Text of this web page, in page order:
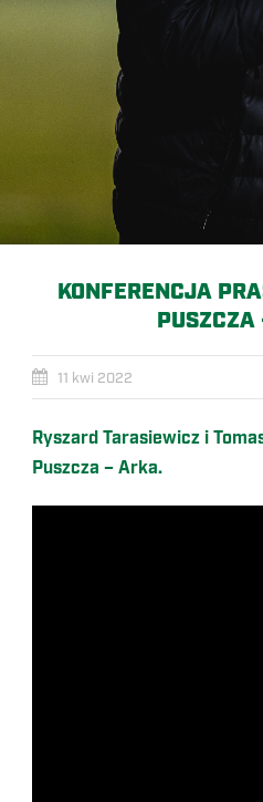
KONFERENCJA
11 kwi 2022
Ryszard Tarasiewicz i
Puszcza – Arka.